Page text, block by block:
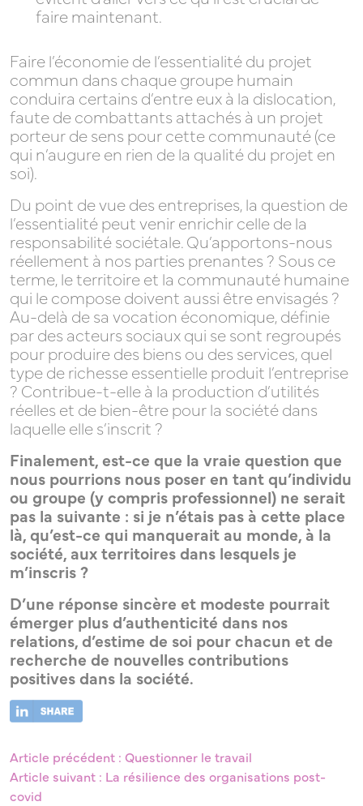
faire maintenant.
Faire l’économie de l’essentialité du projet
commun dans chaque groupe humain
conduira certains d’entre eux à la dislocation,
faute de combattants attachés à un projet
porteur de sens pour cette communauté (ce
qui n’augure en rien de la qualité du projet en
soi).
Du point de vue des entreprises, la question de
l’essentialité peut venir enrichir celle de la
responsabilité sociétale. Qu’apportons-nous
réellement à nos parties prenantes ? Sous ce
terme, le territoire et la communauté humaine
qui le compose doivent aussi être envisagés ?
Au-delà de sa vocation économique, définie
par des acteurs sociaux qui se sont regroupés
pour produire des biens ou des services, quel
type de richesse essentielle produit l’entreprise
? Contribue-t-elle à la production d’utilités
réelles et de bien-être pour la société dans
laquelle elle s’inscrit ?
Finalement, est-ce que la vraie question que
nous pourrions nous poser en tant qu’individu
ou groupe (y compris professionnel) ne serait
pas la suivante : si je n’étais pas à cette place
là, qu’est-ce qui manquerait au monde, à la
société, aux territoires dans lesquels je
m’inscris ?
D’une réponse sincère et modeste pourrait
émerger plus d’authenticité dans nos
relations, d’estime de soi pour chacun et de
recherche de nouvelles contributions
positives dans la société.
Article précédent : Questionner le travail
Article suivant : La résilience des organisations post-
covid